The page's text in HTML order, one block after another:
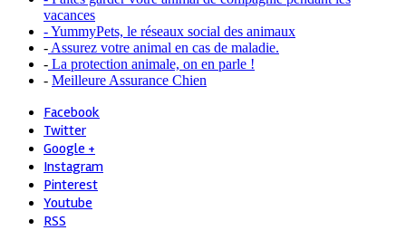
vacances
- YummyPets, le réseaux social des animaux
- Assurez votre animal en cas de maladie.
- La protection animale, on en parle !
- Meilleure Assurance Chien
Facebook
Twitter
Google +
Instagram
Pinterest
Youtube
RSS